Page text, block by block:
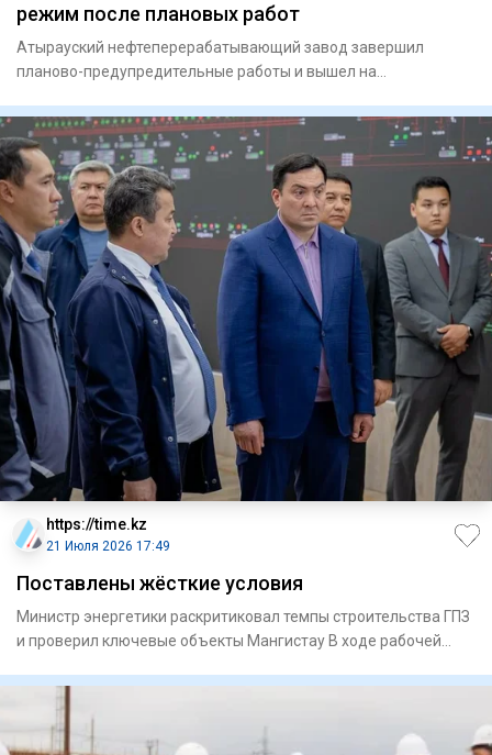
режим после плановых работ
Атырауский нефтеперерабатывающий завод завершил
планово-предупредительные работы и вышел на
https://time.kz
21 Июля 2026 17:49
Поставлены жёсткие условия
Министр энергетики раскритиковал темпы строительства ГПЗ
и проверил ключевые объекты Мангистау В ходе рабочей